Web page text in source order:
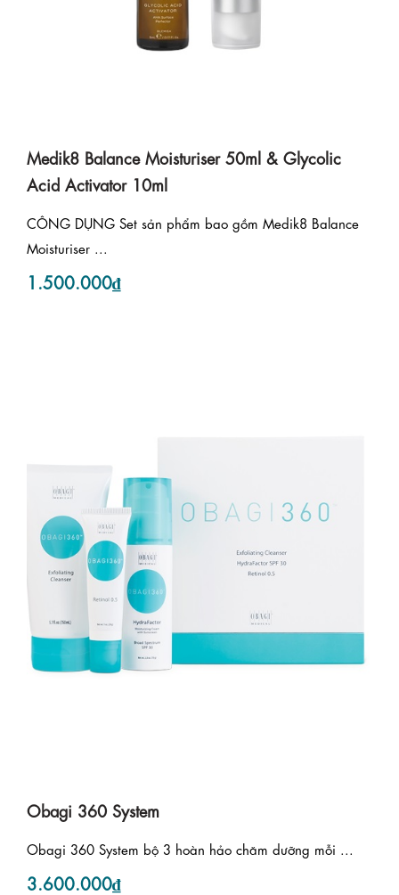
Medik8 Balance Moisturiser 50ml & Glycolic
Acid Activator 10ml
CÔNG DỤNG Set sản phẩm bao gồm Medik8 Balance
Moisturiser ...
1.500.000₫
Obagi 360 System
Obagi 360 System bộ 3 hoàn hảo chăm dưỡng mỗi ...
3.600.000₫